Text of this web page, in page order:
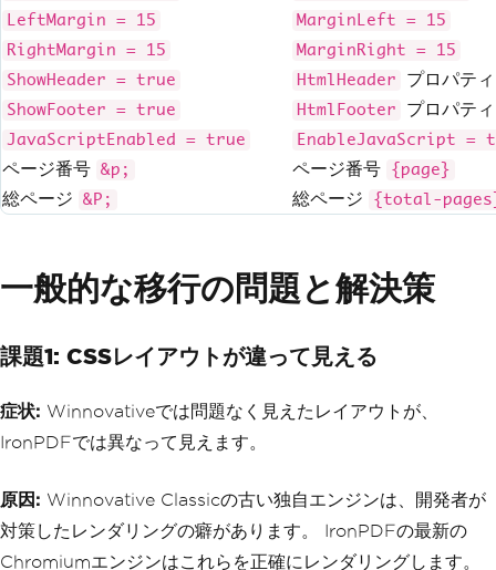
LeftMargin = 15
MarginLeft = 15
RightMargin = 15
MarginRight = 15
ShowHeader = true
HtmlHeader プロパテ
ShowFooter = true HtmlFooter プロパテ
JavaScriptEnabled = true EnableJavaScript =
ページ番号 &p; ページ番号 {page}
総ページ &P; 総ページ {total-
一般的な移行の問題と解決策
課題1: CSSレイアウトが違って見える
症状: Winnovativeでは問題なく見えたレイアウトが、
IronPDFでは異なって見えます。
原因: Winnovative Classicの古い独自エンジンは、開発者が
対策したレンダリングの癖があります。 IronPDFの最新の
Chromiumエンジンはこれらを正確にレンダリングします。